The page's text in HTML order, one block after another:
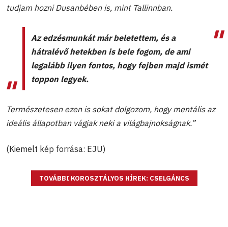
tudjam hozni Dusanbében is, mint Tallinnban.
Az edzésmunkát már beletettem, és a
hátralévő hetekben is bele fogom, de ami
legalább ilyen fontos, hogy fejben majd ismét
toppon legyek.
Természetesen ezen is sokat dolgozom, hogy mentális az
ideális állapotban vágjak neki a világbajnokságnak.”
(Kiemelt kép forrása: EJU)
TOVÁBBI KOROSZTÁLYOS HÍREK: CSELGÁNCS